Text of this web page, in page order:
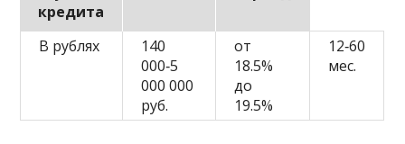
кредита
В рублях
140
000‑5
000 000
руб.
от
18.5%
до
19.5%
12‑60
мес.